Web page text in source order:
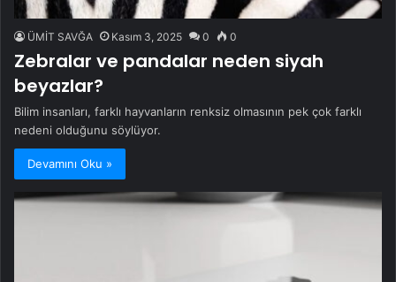
ÜMİT SAVĞA Kasım 3, 2025 0 0
Zebralar ve pandalar neden siyah
beyazlar?
Bilim insanları, farklı hayvanların renksiz olmasının pek çok farklı
nedeni olduğunu söylüyor.
Devamını Oku »